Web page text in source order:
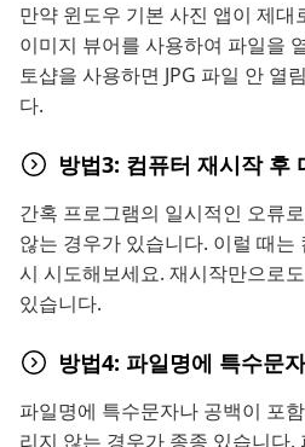
만약 윈도우 기본 사진 앱이 제대
이미지 뷰어를 사용하여 파일을
토샵을 사용하면 JPG 파일 안 열
다.
방법3: 컴퓨터 재시작 후
간혹 프로그램의 일시적인 오류
않는 경우가 있습니다. 이럴 때
시 시도해보세요. 재시작만으로
있습니다.
방법4: 파일명에 특수문
파일명에 특수문자나 공백이 포
리지 않는 경우가 종종 있습니다